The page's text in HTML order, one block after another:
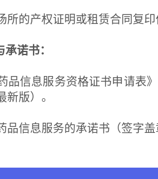
的产权证明或租赁合同复印
诺书：
信息服务资格证书申请表》
新版）。
信息服务的承诺书（签字盖